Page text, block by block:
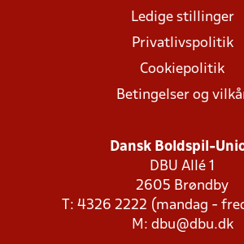
Ledige stillinger
Privatlivspolitik
Cookiepolitik
Betingelser og
Dansk Boldspil-
DBU Allé 1
2605 Brøndby
T: 4326 2222 (mandag -
M: dbu@dbu.dk